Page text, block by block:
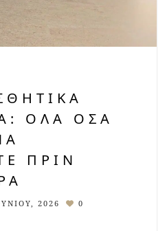
ΌΛΑ ΌΣΑ
ΠΡΙΝ
2026 0